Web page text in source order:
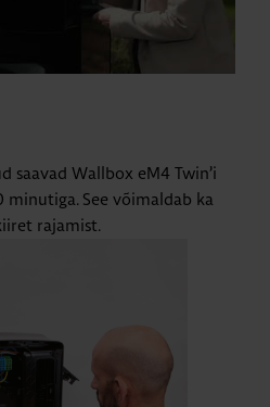
saavad Wallbox eM4 Twin’i
minutiga. See võimaldab ka
rajamist.